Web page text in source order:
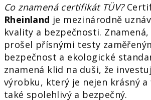
Co znamená certifikát TÜV?
Rheinland je mezinárodně
kvality a bezpečnosti.
prošel přísnými testy
bezpečnost a ekologické
znamená klid na duši, že
výrobku, který je nejen krásný a
také spolehlivý a bezpečný.